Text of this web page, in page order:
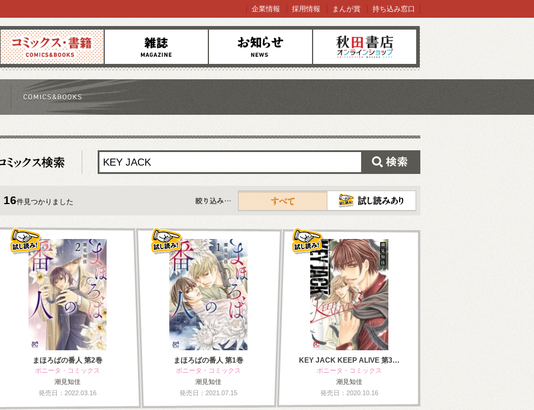
コミックス 雑誌 お知らせ オンラインショップ
企業情報 採用情報 まんが賞 持ち込み窓口
16件見つかりました
すべて
まほろばの番人 第2巻
ボニータ・コミックス
潮見知佳
発売日：2022.03.16
まほろばの番人 第1巻
ボニータ・コミックス
潮見知佳
発売日：2021.07.15
KEY JACK KEEP ALIVE 第3…
ボニータ・コミックス
潮見知佳
発売日：2020.10.16